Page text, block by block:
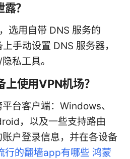
？
选用自带 DNS 服务的
手动设置 DNS 服务器，
私工具。
使用VPN机场？
台客户端：Windows、
，以及一些支持路由
户登录信息，并在各设备
行的翻墙app有哪些 鸿蒙